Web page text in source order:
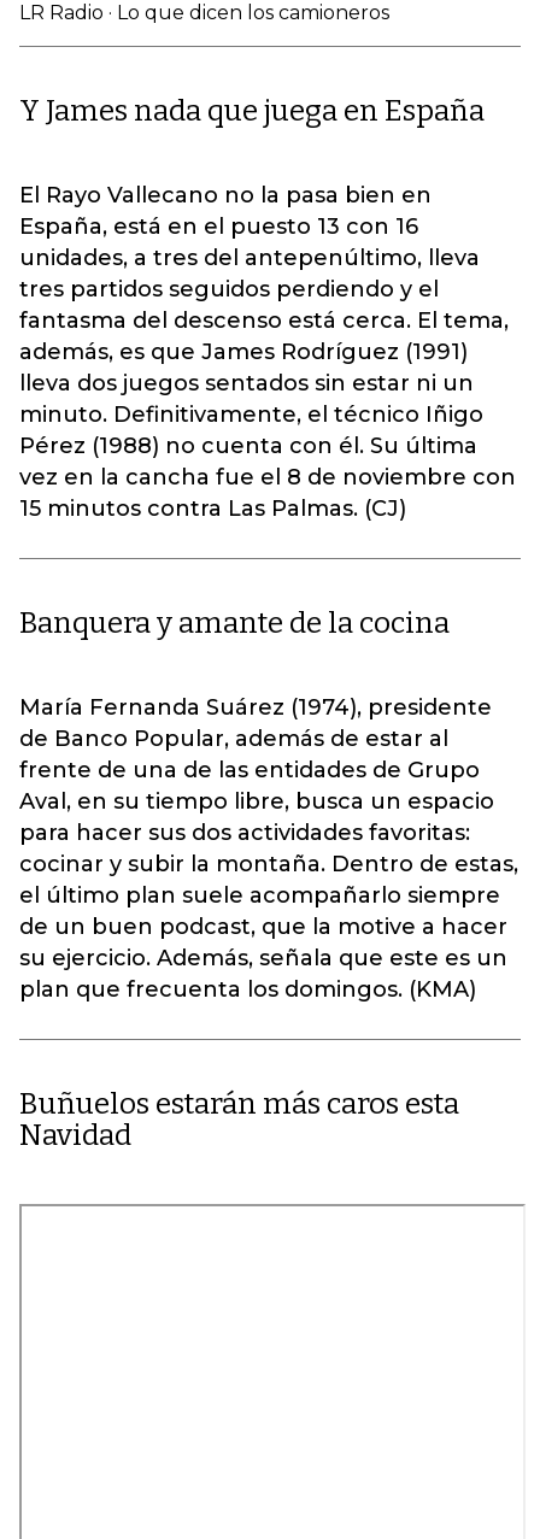
LR Radio · Lo que dicen los camioneros
Y James nada que juega en España
El Rayo Vallecano no la pasa bien en
España, está en el puesto 13 con 16
unidades, a tres del antepenúltimo, lleva
tres partidos seguidos perdiendo y el
fantasma del descenso está cerca. El tema,
además, es que James Rodríguez (1991)
lleva dos juegos sentados sin estar ni un
minuto. Definitivamente, el técnico Iñigo
Pérez (1988) no cuenta con él. Su última
vez en la cancha fue el 8 de noviembre con
15 minutos contra Las Palmas. (CJ)
Banquera y amante de la cocina
María Fernanda Suárez (1974), presidente
de Banco Popular, además de estar al
frente de una de las entidades de Grupo
Aval, en su tiempo libre, busca un espacio
para hacer sus dos actividades favoritas:
cocinar y subir la montaña. Dentro de estas,
el último plan suele acompañarlo siempre
de un buen podcast, que la motive a hacer
su ejercicio. Además, señala que este es un
plan que frecuenta los domingos. (KMA)
Buñuelos estarán más caros esta
Navidad